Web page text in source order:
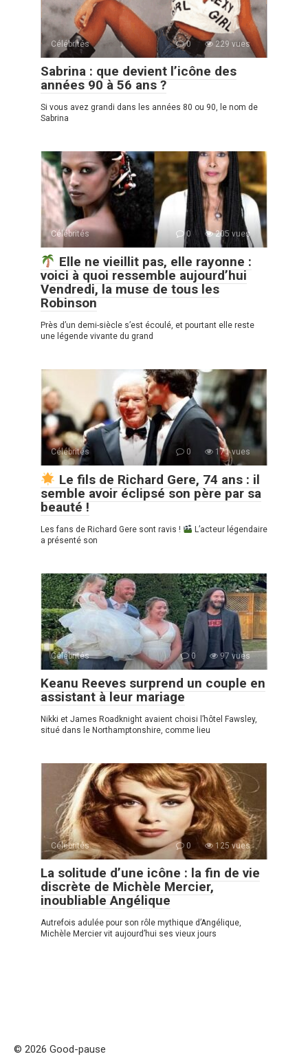
Célébrités 0 229 vues
Sabrina : que devient l’icône des
années 90 à 56 ans ?
Si vous avez grandi dans les années 80 ou 90, le nom de
Sabrina
Célébrités 0 205 vues
Elle ne vieillit pas, elle rayonne :
voici à quoi ressemble aujourd’hui
Vendredi, la muse de tous les
Robinson
Près d’un demi-siècle s’est écoulé, et pourtant elle reste
une légende vivante du grand
Célébrités 0 171 vues
Le fils de Richard Gere, 74 ans : il
semble avoir éclipsé son père par sa
beauté !
Les fans de Richard Gere sont ravis !
L’acteur légendaire
a présenté son
Célébrités 0 97 vues
Keanu Reeves surprend un couple en
assistant à leur mariage
Nikki et James Roadknight avaient choisi l’hôtel Fawsley,
situé dans le Northamptonshire, comme lieu
Célébrités 0 125 vues
La solitude d’une icône : la fin de vie
discrète de Michèle Mercier,
inoubliable Angélique
Autrefois adulée pour son rôle mythique d’Angélique,
Michèle Mercier vit aujourd’hui ses vieux jours
© 2026 Good-pause